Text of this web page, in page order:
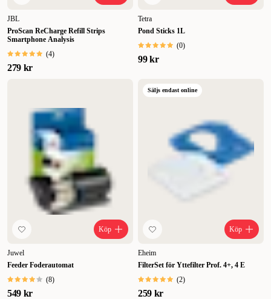
JBL
ProScan ReCharge Refill Strips
Smartphone Analysis
(4)
279 kr
Tetra
Pond Sticks 1L
(0)
99 kr
Köp
Juwel
Feeder Foderautomat
(8)
549 kr
Säljs endast online
Köp
Eheim
FilterSet för Yttefilter Prof. 4+, 4 E
(2)
259 kr